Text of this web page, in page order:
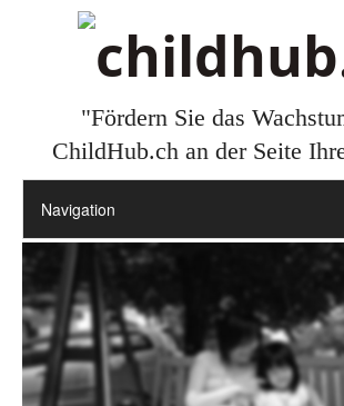
"Fördern Sie das
ChildHub.ch an der Seite